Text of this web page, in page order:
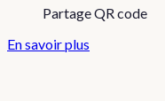
Partage QR code
En savoir plus